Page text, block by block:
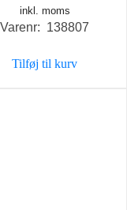
inkl. moms
Varenr: 138807
Tilføj til kurv